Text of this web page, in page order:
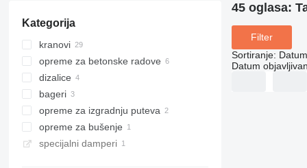
Kategorija
kranovi
autodizalice
dizalice za sve terene
opreme za betonske radove
kamioni s mješalicom za beton
pumpe za beton
dizalice
auto dizalice s korpom
bageri
teleskopski bageri
opreme za izgradnju puteva
prskalice bitu-emulzije
opreme za bušenje
bušaća postrojenja
specijalni damperi
45 oglasa:
Filter
Sortiranje:
Datum